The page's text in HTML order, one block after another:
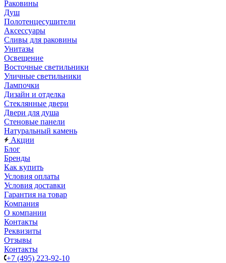
Раковины
Душ
Полотенцесушители
Аксессуары
Сливы для раковины
Унитазы
Освещение
Восточные светильники
Уличные светильники
Лампочки
Дизайн и отделка
Стеклянные двери
Двери для душа
Стеновые панели
Натуральный камень
Акции
Блог
Бренды
Как купить
Условия оплаты
Условия доставки
Гарантия на товар
Компания
О компании
Контакты
Реквизиты
Отзывы
Контакты
+7 (495) 223-92-10